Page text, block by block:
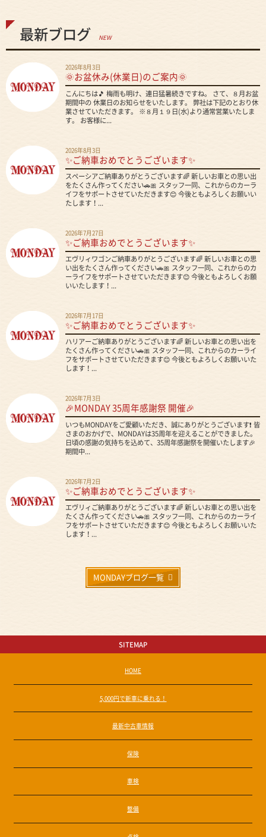
最新ブログ NEW
2026年8月3日
🌞お盆休み(休業日)のご案内🌞
こんにちは🎵 梅雨も明け、連日猛暑続きですね。 さて、８月お盆
期間中の 休業日のお知らせをいたします。 弊社は下記のとおり休
業させていただきます。 ※８月１９日(水)より通常営業いたしま
す。 お客様に...
2026年8月3日
✨ご納車おめでとうございます✨
スペーシアご納車ありがとうございます🌈 新しいお車との思い出
をたくさん作ってください🚗🎀 スタッフ一同、これからのカーラ
イフをサポートさせていただきます😊 今後ともよろしくお願いい
たします！...
2026年7月27日
✨ご納車おめでとうございます✨
エヴリィワゴンご納車ありがとうございます🌈 新しいお車との思
い出をたくさん作ってください🚗🎀 スタッフ一同、これからのカ
ーライフをサポートさせていただきます😊 今後ともよろしくお願
いいたします！...
2026年7月17日
✨ご納車おめでとうございます✨
ハリアーご納車ありがとうございます🌈 新しいお車との思い出を
たくさん作ってください🚗🎀 スタッフ一同、これからのカーライ
フをサポートさせていただきます😊 今後ともよろしくお願いいた
します！...
2026年7月3日
🎉MONDAY 35周年感謝祭 開催🎉
いつもMONDAYをご愛顧いただき、誠にありがとうございます❗ 皆
さまのおかげで、MONDAYは35周年を迎えることができました。
日頃の感謝の気持ちを込めて、35周年感謝祭を開催いたします🎉
期間中...
2026年7月2日
✨ご納車おめでとうございます✨
エヴリィご納車ありがとうございます🌈 新しいお車との思い出を
たくさん作ってください🚗🎀 スタッフ一同、これからのカーライ
フをサポートさせていただきます😊 今後ともよろしくお願いいた
します！...
MONDAYブログ一覧
SITEMAP
HOME
5,000円で新車に乗れる！
最新中古車情報
保険
車検
整備